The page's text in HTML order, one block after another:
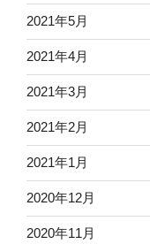
2021年5月
2021年4月
2021年3月
2021年2月
2021年1月
2020年12月
2020年11月